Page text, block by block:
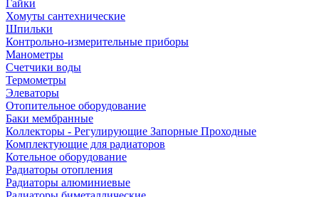
Гайки
Хомуты сантехнические
Шпильки
Контрольно-измерительные приборы
Манометры
Счетчики воды
Термометры
Элеваторы
Отопительное оборудование
Баки мембранные
Коллекторы - Регулирующие Запорные Проходные
Комплектующие для радиаторов
Котельное оборудование
Радиаторы отопления
Радиаторы алюминиевые